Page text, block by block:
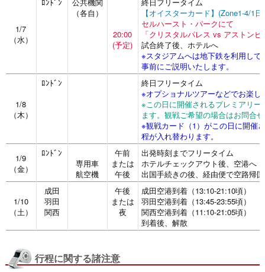
1/7
（水）
（各自）
20:00
(予定)
【オイスターカード】(Zone1-4/1
セルハースト・パークにて
「クリスタルパレス vs アストン
試合終了後、ホテルへ
※スタジアムへは地下鉄を利用し
事前にご説明いたします。
1/8
（木）
ﾛﾝﾄﾞﾝ
終日フリータイム
※オプショナルツアーなどでお楽し
※この日に開催されるプレミアリ
ます。観戦ご希望の場合はお問合
※観戦カード（1）がこの日に開催
程が入れ替わります。
1/9
（金）
ﾛﾝﾄﾞﾝ
専用車
航空機
午前
または
午後
出発時刻までフリータイム
ホテルチェックアウト後、空港へ
出国手続きの後、経由便で空路帰
1/10
（土）
成田
羽田
関西
午後
または
夜
成田空港到着（13:10-21:10頃）
羽田空港到着（13:45-23:55頃）
関西空港到着（11:10-21:05頃）
到着後、解散
行程に関する諸注意